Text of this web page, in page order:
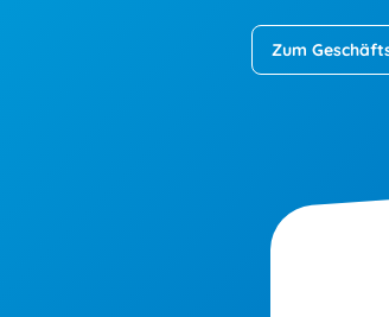
Zum